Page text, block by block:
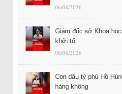
06/08/2026
Giám đốc sở Khoa
khởi tố
06/08/2026
Con dâu tỷ phú Hồ
hàng không